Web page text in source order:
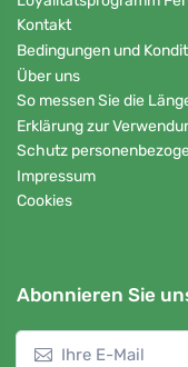
Kontakt
Bedingungen und
Über uns
So messen Sie die
Erklärung zur
Schutz
Impressum
Cookies
Abonnieren Sie